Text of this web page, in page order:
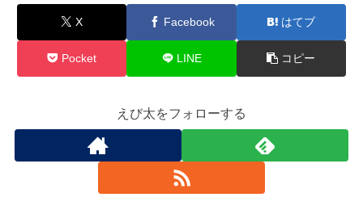
X Facebook はてブ
Pocket LINE コピー
えび太をフォローする